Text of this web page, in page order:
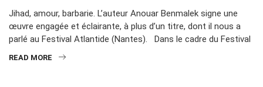
Jihad, amour, barbarie. L’auteur Anouar Benmalek signe une
œuvre engagée et éclairante, à plus d’un titre, dont il nous a
parlé au Festival Atlantide (Nantes). Dans le cadre du Festival
READ MORE